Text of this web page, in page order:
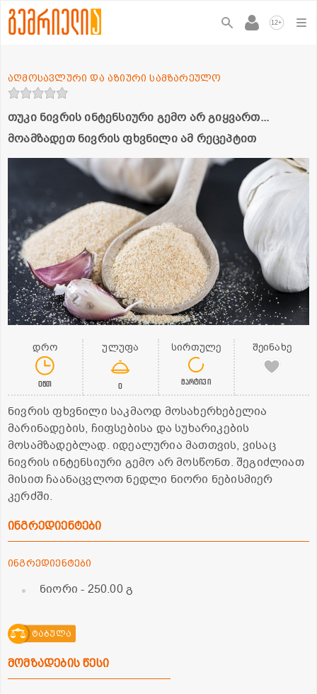
12+
თუკი ნივრის ინტენსიური გემო არ გიყვართ...
მოამზადეთ ნივრის ფხვნილი ამ რეცეპტით
აღმოსავლური და აზიური სამზარეულო
დრო
0წთ
ულუფა
0
სირთულე
მარტივი
შეინახე
ნივრის ფხვნილი საკმაოდ მოსახერხებელია
მარინადების, ჩიფსებისა და სუხარიკების
მოსამზადებლად. იდეალურია მათთვის, ვისაც
ნივრის ინტენსიური გემო არ მოსწონთ. შეგიძლიათ
მისით ჩაანაცვლოთ ნედლი ნიორი ნებისმიერ
კერძში.
ინგრედიენტები
ინგრედიენტები
ნიორი- 250.00 გ
ტაბულა
მომზადების წესი